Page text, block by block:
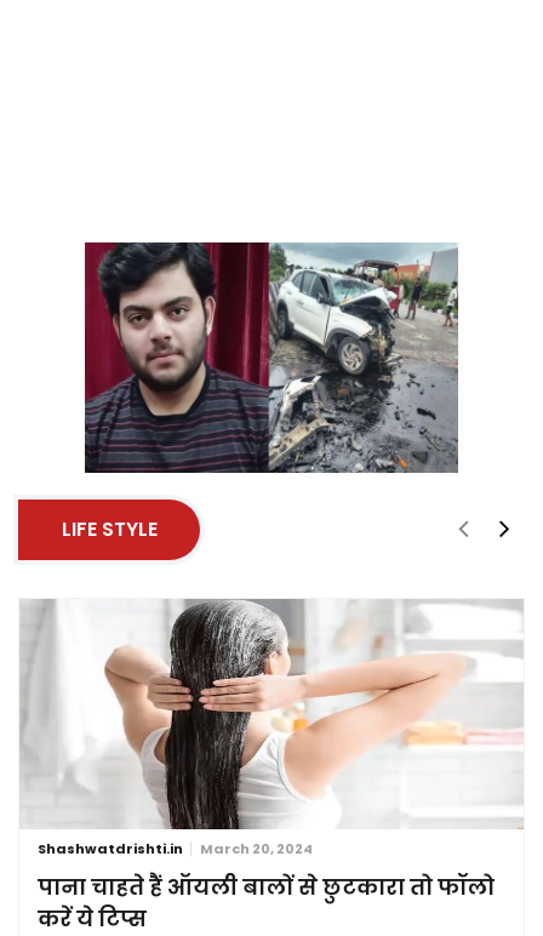
LIFE STYLE
Shashwatdrishti.in March 20, 2024
पाना चाहते हैं ऑयली बालों से छुटकारा तो फॉलो
करें ये टिप्स